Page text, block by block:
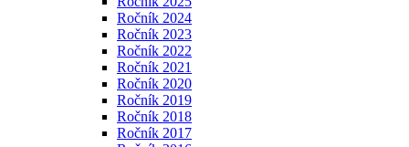
Ročník 2024
Ročník 2023
Ročník 2022
Ročník 2021
Ročník 2020
Ročník 2019
Ročník 2018
Ročník 2017